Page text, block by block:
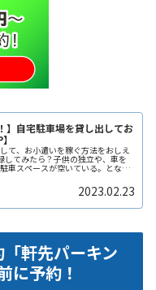
】自宅駐車場を貸し出してお
て、お小遣いを稼ぐ方法をおしえ
してみたら？子供の独立や、車を
車スペースが空いている。となり
いたことがReadMore...2023.02.23
軒先パーキン
に予約！